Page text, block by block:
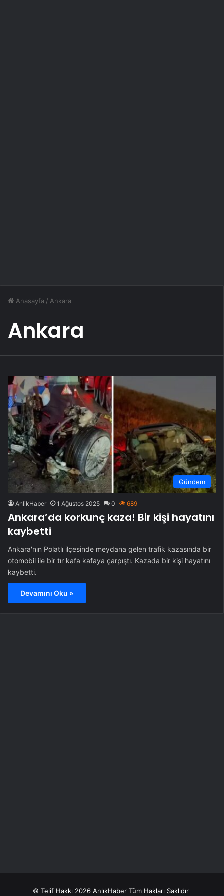
Anasayfa / Ankara
Ankara
Gündem
AnlikHaber 1 Ağustos 2025 0 689
Ankara’da korkunç kaza! Bir kişi hayatını
kaybetti
Ankara'nın Polatlı ilçesinde meydana gelen trafik kazasında bir
otomobil ile bir tır kafa kafaya çarpıştı. Kazada bir kişi hayatını
kaybetti.
Devamını Oku »
© Telif Hakkı 2026 AnlıkHaber Tüm Hakları Saklıdır